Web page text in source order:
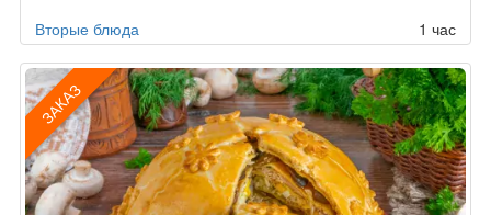
Вторые блюда 1 час
ЗАКАЗ